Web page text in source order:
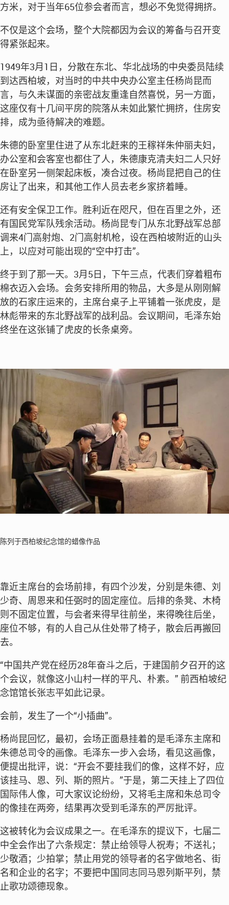
方米，对于当年65位参会者而言，想必不免觉得拥挤。
不仅是这个会场，整个大院都因为会议的筹备与召开变
得紧张起来。
1949年3月1日，分散在东北、华北战场的中央委员陆续
到达西柏坡，对当时的中共中央办公室主任杨尚昆而
言，与久未谋面的亲密战友重逢自然喜悦，另一方面，
这座仅有十几间平房的院落从未如此繁忙拥挤，住房安
排，成为亟待解决的难题。
朱德的卧室里住进了从东北赶来的王稼祥朱仲丽夫妇，
办公室和会客室也都住了人，朱德康克清夫妇二人只好
在卧室另一侧架起床板，凑合过夜。杨尚昆把自己的住
房让了出来，和其他工作人员去老乡家挤着睡。
还有安全保卫工作。胜利近在咫尺，但在百里之外，还
有国民党军队残余活动。杨尚昆专门从东北野战军总部
调来4门高射炮、2门高射机枪，设在西柏坡附近的山头
上，以应对可能出现的“空中打击”。
终于到了那一天。3月5日，下午三点，代表们穿着粗布
棉衣迈入会场。会务安排所用的物品，大多是从刚刚解
放的石家庄运来的，主席台桌子上平铺着一张虎皮，是
林彪带来的东北野战军的战利品。会议期间，毛泽东始
终坐在这张铺了虎皮的长条桌旁。
陈列于西柏坡纪念馆的蜡像作品
靠近主席台的会场前排，有四个沙发，分别是朱德、刘
少奇、周恩来和任弼时的固定座位。后排的条凳、木椅
则不固定位置，与会者来得早往前坐，来得晚往后坐，
座位不够，有的人自己从住处带了椅子，散会后再搬回
去。
“中国共产党在经历28年奋斗之后，于建国前夕召开的这
个会议，就像这小山村一样的平凡、朴素。” 前西柏坡纪
念馆馆长张志平如此记录。
会前，发生了一个“小插曲”。
杨尚昆回忆，最初，会场正面悬挂着的是毛泽东主席和
朱德总司令的画像。毛泽东一步入会场，看见这画像，
便提出批评，说：“开会不要挂我们的像，这样不好，应
该挂马、恩、列、斯的照片。”于是，第二天挂上了四位
国际伟人像，可大家议论纷纷，又将毛主席和朱总司令
的像挂在两旁，结果再次受到毛泽东的严厉批评。
这被转化为会议成果之一。在毛泽东的提议下，七届二
中全会作出了六条规定：禁止给领导人祝寿；不送礼；
少敬酒；少拍掌；禁止用党的领导者的名字做地名、街
名和企业的名字；不要把中国同志同马恩列斯平列，禁
止歌功颂德现象。